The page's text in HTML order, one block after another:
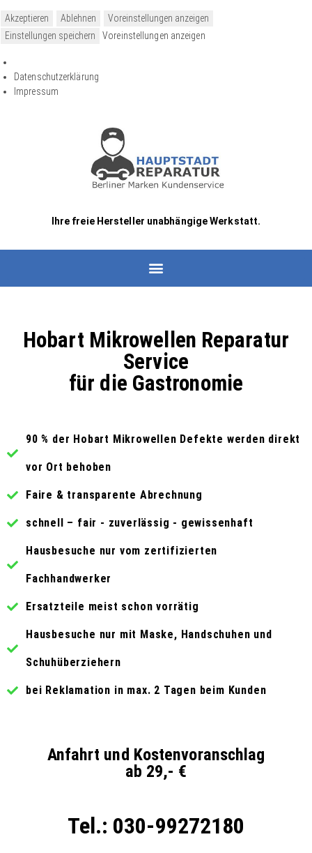
Akzeptieren Ablehnen
Voreinstellungen anzeigen
Einstellungen speichern
Voreinstellungen anzeigen
Datenschutzerklärung
Impressum
Ihre freie Hersteller unabhängige Werkstatt.
Hobart Mikrowellen Reparatur
Service
für die Gastronomie
90 % der Hobart Mikrowellen Defekte werden direkt
vor Ort behoben
Faire & transparente Abrechnung
schnell – fair - zuverlässig - gewissenhaft
Hausbesuche nur vom zertifizierten
Fachhandwerker
Ersatzteile meist schon vorrätig
Hausbesuche nur mit Maske, Handschuhen und
Schuhüberziehern
bei Reklamation in max. 2 Tagen beim Kunden
Anfahrt und Kostenvoranschlag
ab 29,- €
Tel.: 030-99272180